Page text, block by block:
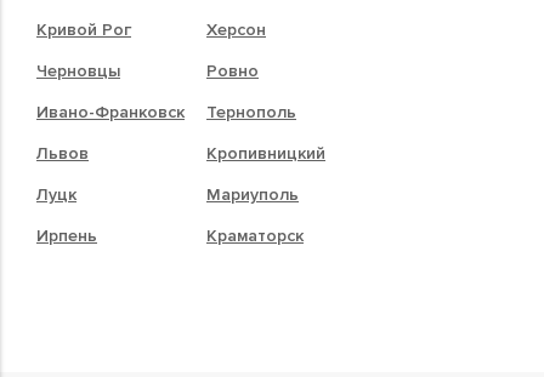
Кривой Рог
Херсон
Черновцы
Ровно
Ивано-Франковск
Тернополь
Львов
Кропивницкий
Луцк
Мариуполь
Ирпень
Краматорск